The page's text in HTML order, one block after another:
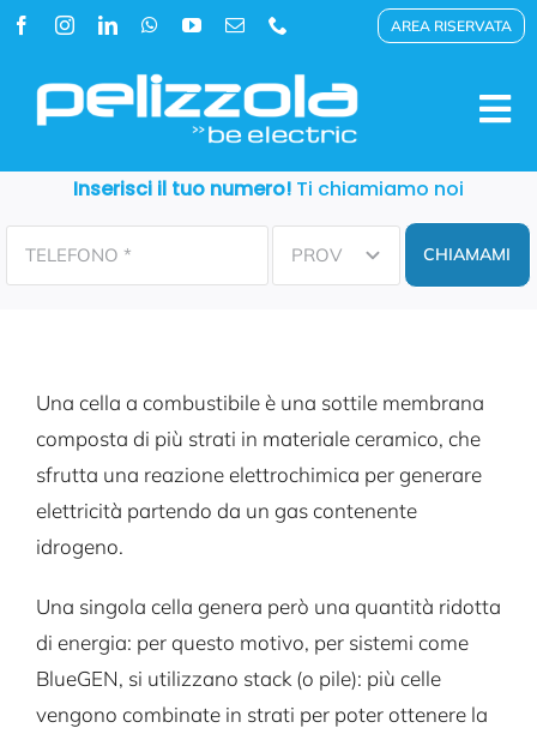
Salta
contenuto
AREA RISERVATA
PRODOTTI
MULTI+
HYBRIZONE
COMMERCIALE
DAIKIN TI PREMIA
Inserisci il tuo numero! Ti chiamiamo noi
CHIAMAMI
Una cella a combustibile è una sottile membrana
composta di più strati in materiale ceramico, che
sfrutta una reazione elettrochimica per generare
elettricità partendo da un gas contenente
idrogeno.
Una singola cella genera però una quantità ridotta
di energia: per questo motivo, per sistemi come
BlueGEN, si utilizzano stack (o pile): più celle
vengono combinate in strati per poter ottenere la